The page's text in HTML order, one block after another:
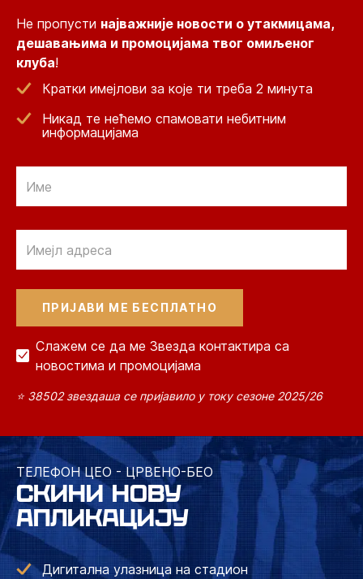
Не пропусти најважније новости о утакмицама,
дешавањима и промоцијама твог омиљеног
клуба!
Кратки имејлови за које ти треба 2 минута
Никад те нећемо спамовати небитним
информацијама
Слажем се да ме Звезда контактира са
новостима и промоцијама
⭐ 38502 звездаша се пријавило у току сезоне 2025/26
ТЕЛЕФОН ЦЕО - ЦРВЕНО-БЕО
СКИНИ НОВУ
АПЛИКАЦИЈУ
Дигитална улазница на стадион